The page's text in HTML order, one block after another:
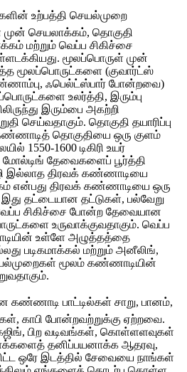
உற்பத்தி செயல்முறை
முன் செயலாக்கம், தொகுதி
மற்றும் வெப்ப சிகிச்சை
மூலப்பொருள் முன்
மூலப்பொருட்களை (குவார்ட்ஸ்
ஃபெல்ட்ஸ்பார் போன்றவை)
உலர்த்தி, இரும்பு
இரும்பை அகற்றி
செய்வதாகும். தொகுதி தயாரிப்பு
தொகுதியை ஒரு குளம்
1550-1600 டிகிரி உயர்
மோல்டிங் தேவைகளைப் பூர்த்தி
இல்லாத திரவக் கண்ணாடியை
என்பது திரவக் கண்ணாடியை ஒரு
தட்டையான தட்டுகள், பல்வேறு
சிகிச்சை போன்ற தேவையான
உருவாக்குவதாகும். வெப்ப
உள்ளே அழுத்தத்தை
படிகமாக்கல் மற்றும் அனீலிங்,
மூலம் கண்ணாடியின்
கண்ணாடி பாட்டில்கள் சாறு, பானம்,
காபி போன்றவற்றுக்கு ஏற்றவை.
பிற வடிவங்கள், கொள்ளளவுகள்
தனிப்பயனாக்க ஆதரவு,
ஒரே இடத்தில் சேவையை நாங்கள்